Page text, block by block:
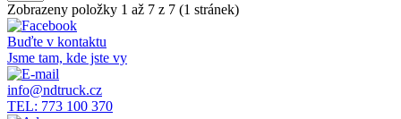
Zobrazeny položky 1 až 7 z 7 (1 stránek)
Buďte v kontaktu
Jsme tam, kde jste vy
info@ndtruck.cz
TEL: 773 100 370